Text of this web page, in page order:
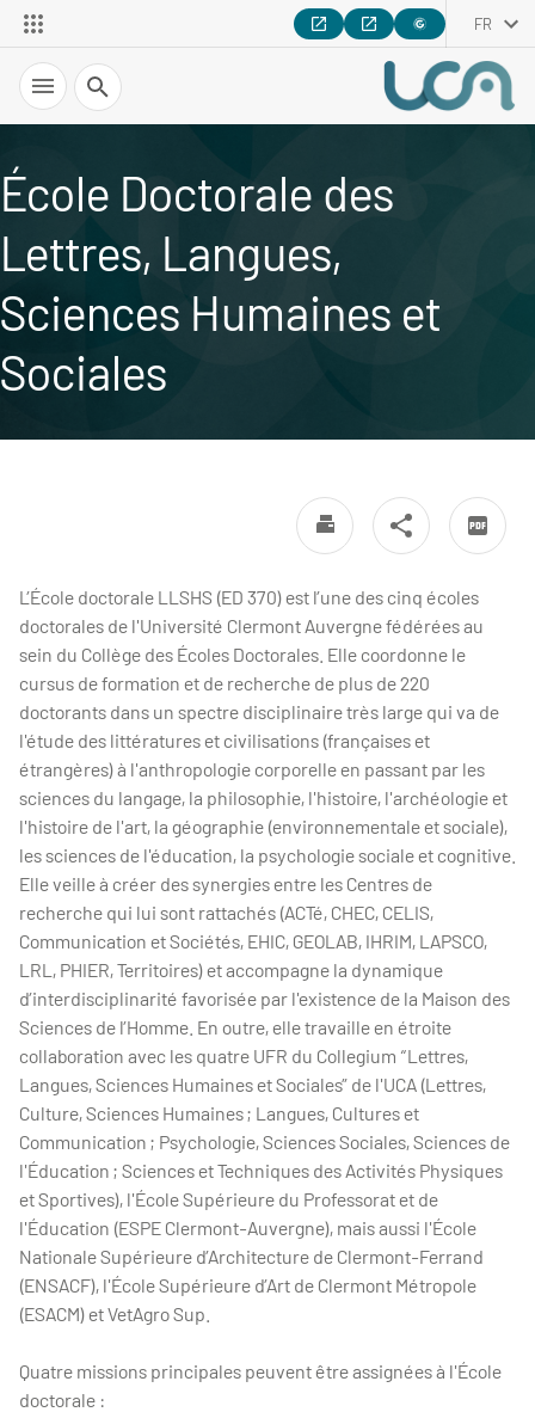
FR
Recherche
École Doctorale des
Lettres, Langues,
Sciences Humaines et
Sociales
L’École doctorale LLSHS (ED 370) est l’une des cinq écoles
doctorales de l'Université Clermont Auvergne fédérées au
sein du Collège des Écoles Doctorales. Elle coordonne le
cursus de formation et de recherche de plus de 220
doctorants dans un spectre disciplinaire très large qui va de
l'étude des littératures et civilisations (françaises et
étrangères) à l'anthropologie corporelle en passant par les
sciences du langage, la philosophie, l'histoire, l'archéologie et
l'histoire de l'art, la géographie (environnementale et sociale),
les sciences de l'éducation, la psychologie sociale et cognitive.
Elle veille à créer des synergies entre les Centres de
recherche qui lui sont rattachés (ACTé, CHEC, CELIS,
Communication et Sociétés, EHIC, GEOLAB, IHRIM, LAPSCO,
LRL, PHIER, Territoires) et accompagne la dynamique
d’interdisciplinarité favorisée par l'existence de la Maison des
Sciences de l’Homme. En outre, elle travaille en étroite
collaboration avec les quatre UFR du Collegium “Lettres,
Langues, Sciences Humaines et Sociales” de l'UCA (Lettres,
Culture, Sciences Humaines ; Langues, Cultures et
Communication ; Psychologie, Sciences Sociales, Sciences de
l'Éducation ; Sciences et Techniques des Activités Physiques
et Sportives), l'École Supérieure du Professorat et de
l'Éducation (ESPE Clermont-Auvergne), mais aussi l'École
Nationale Supérieure d’Architecture de Clermont-Ferrand
(ENSACF), l'École Supérieure d’Art de Clermont Métropole
(ESACM) et VetAgro Sup.
Quatre missions principales peuvent être assignées à l'École
doctorale :